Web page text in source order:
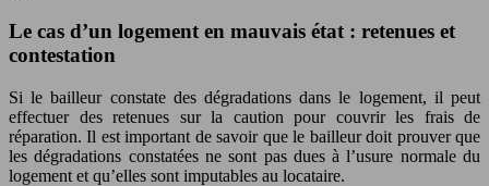
Le cas d’un logement en mauvais état : retenues et
contestation
Si le bailleur constate des dégradations dans le logement, il peut
effectuer des retenues sur la caution pour couvrir les frais de
réparation. Il est important de savoir que le bailleur doit prouver que
les dégradations constatées ne sont pas dues à l’usure normale du
logement et qu’elles sont imputables au locataire.